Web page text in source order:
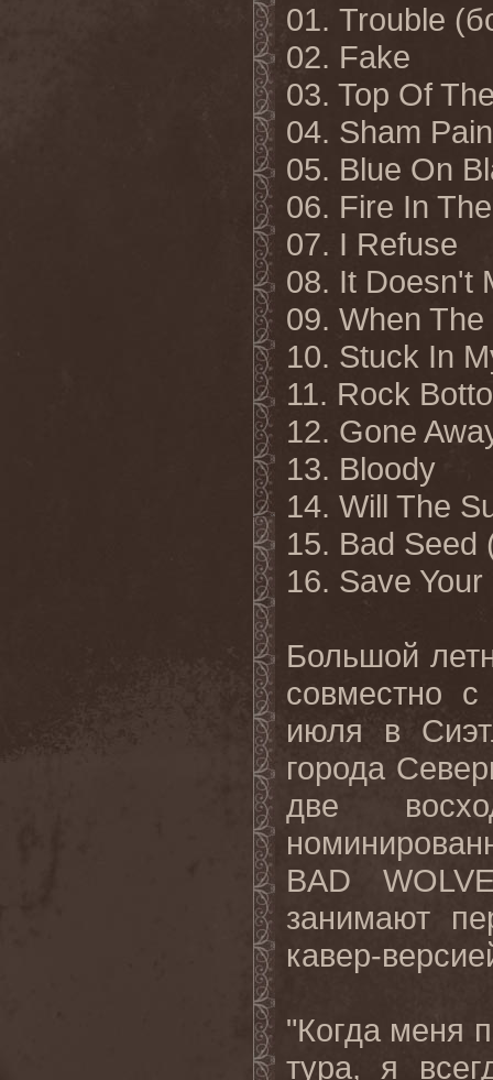
01. Trouble (
02. Fake
03. Top Of
04. Sham Pain
05. Blue On
06. Fire In
07. I Refuse
08. It Doesn't
09. When
10. Stuck In
11. Rock
12. Gone
13. Bloody
14. Will The
15. Bad Seed
16. Save
Большой
совместно
июля в
города
две
BAD
занимают
кавер-
"Когда меня
тура, я